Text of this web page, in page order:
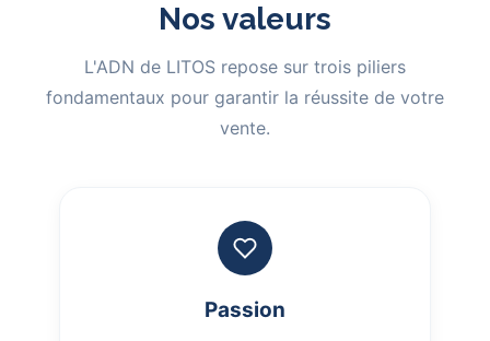
Nos valeurs
L'ADN de LITOS repose sur trois piliers
fondamentaux pour garantir la réussite de votre
vente.
Passion